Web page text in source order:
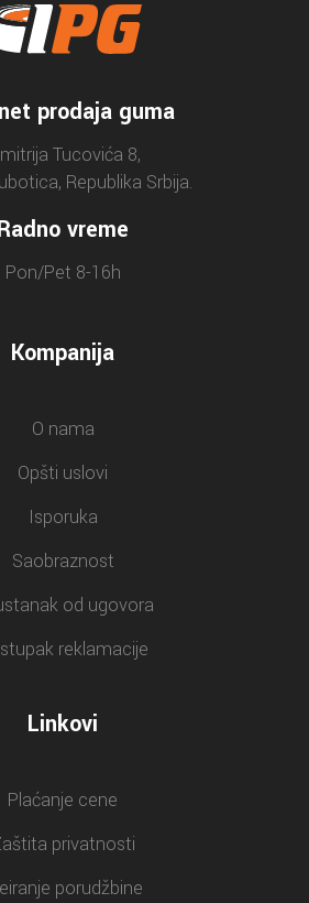
prodaja guma
Tucovića 8,
Republika Srbija.
vreme
Pon/Pet 8-16h
Kompanija
O nama
Opšti uslovi
Isporuka
Saobraznost
od ugovora
reklamacije
Linkovi
Plaćanje cene
privatnosti
porudžbine